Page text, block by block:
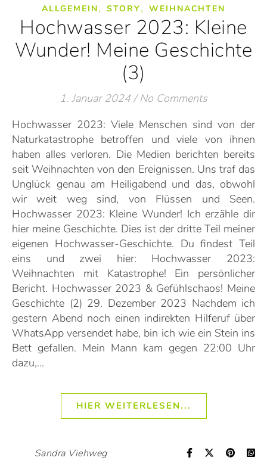
ALLGEMEIN, STORY, WEIHNACHTEN
Hochwasser 2023: Kleine
Wunder! Meine Geschichte
(3)
1. Januar 2024 / No Comments
Hochwasser 2023: Viele Menschen sind von der
Naturkatastrophe betroffen und viele von ihnen
haben alles verloren. Die Medien berichten bereits
seit Weihnachten von den Ereignissen. Uns traf das
Unglück genau am Heiligabend und das, obwohl
wir weit weg sind, von Flüssen und Seen.
Hochwasser 2023: Kleine Wunder! Ich erzähle dir
hier meine Geschichte. Dies ist der dritte Teil meiner
eigenen Hochwasser-Geschichte. Du findest Teil
eins und zwei hier: Hochwasser 2023:
Weihnachten mit Katastrophe! Ein persönlicher
Bericht. Hochwasser 2023 & Gefühlschaos! Meine
Geschichte (2) 29. Dezember 2023 Nachdem ich
gestern Abend noch einen indirekten Hilferuf über
WhatsApp versendet habe, bin ich wie ein Stein ins
Bett gefallen. Mein Mann kam gegen 22:00 Uhr
dazu,…
HIER WEITERLESEN...
Sandra Viehweg